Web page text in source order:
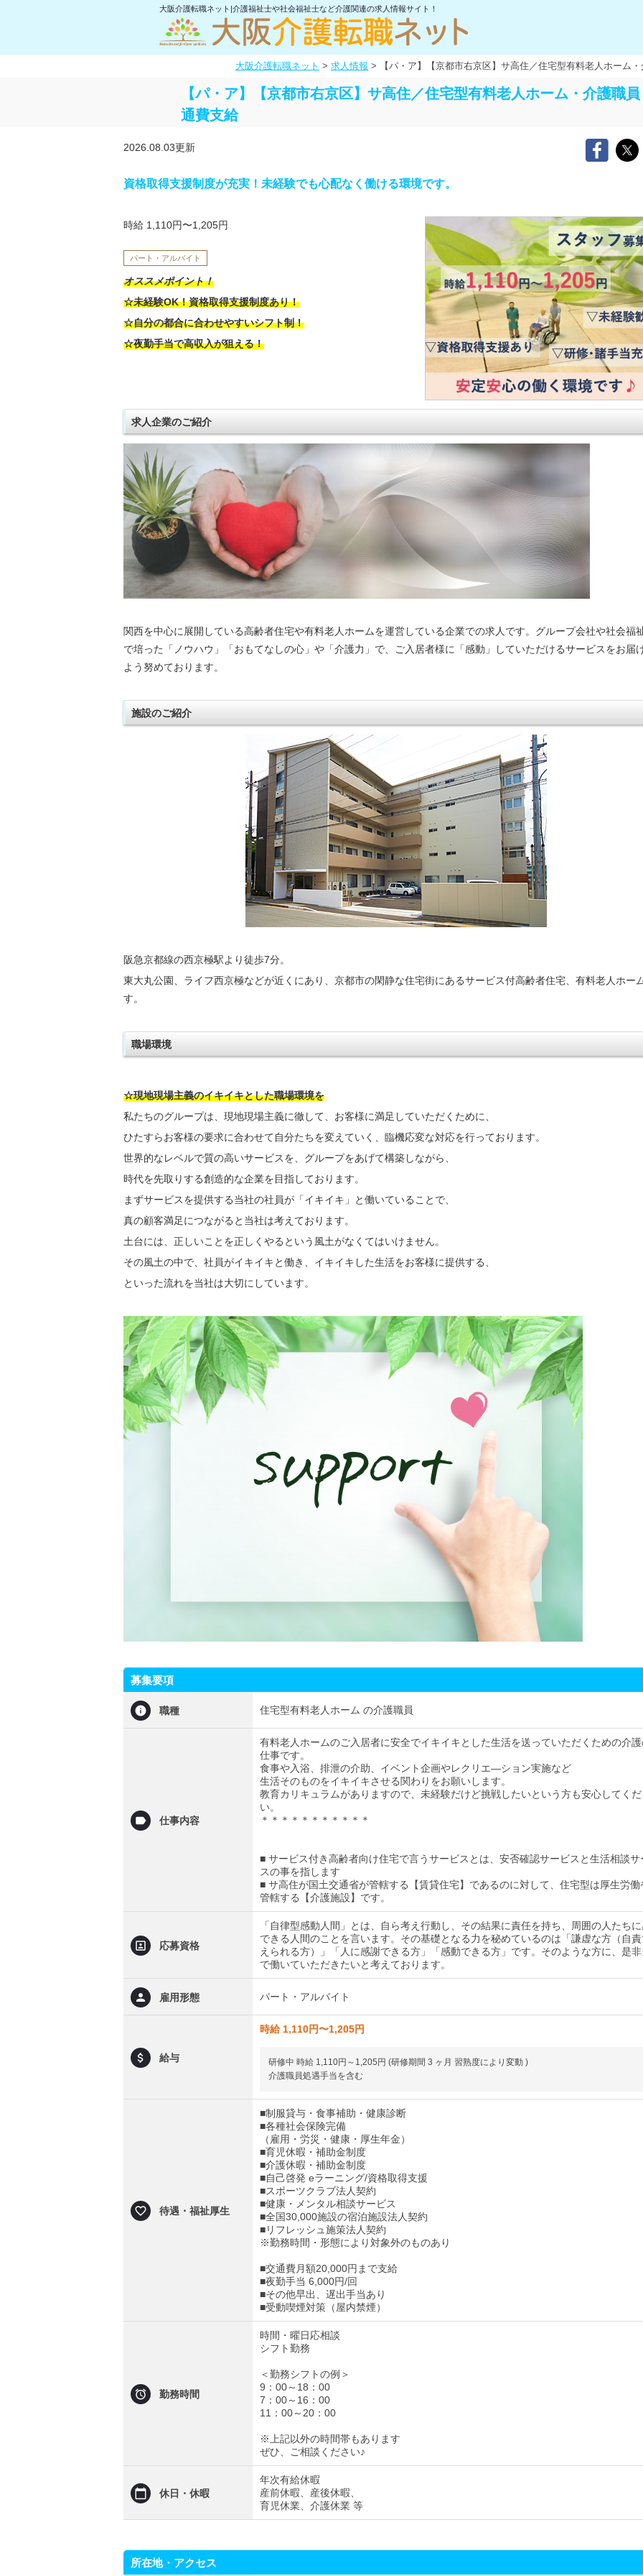
大阪介護転職ネット|介護福祉士や社会福祉士など介護関連の求人情報サイト！
大阪介護転職ネット > 求人情報 > 【パ・ア】【京都市右京区】サ高住／住宅型有料老人ホーム
【パ・ア】【京都市右京区】サ高住／住宅型有料老人ホーム・介護職
通費支給
2026.08.03更新
資格取得支援制度が充実！未経験でも心配なく働ける環境です。
時給 1,110円〜1,205円
パート・アルバイト
オススメポイント！
☆未経験OK！資格取得支援制度あり！
☆自分の都合に合わせやすいシフト制！
☆夜勤手当で高収入が狙える！
求人企業のご紹介
関西を中心に展開している高齢者住宅や有料老人ホームを運営している企業での求人です。グループ会社や社会福
で培った「ノウハウ」「おもてなしの心」や「介護力」で、ご入居者様に「感動」していただけるサービスをお届
よう努めております。
施設のご紹介
阪急京都線の西京極駅より徒歩7分。
東大丸公園、ライフ西京極などが近くにあり、京都市の閑静な住宅街にあるサービス付高齢者住宅、有料老人ホー
す。
職場環境
☆現地現場主義のイキイキとした職場環境を
私たちのグループは、現地現場主義に徹して、お客様に満足していただくために、
ひたすらお客様の要求に合わせて自分たちを変えていく、臨機応変な対応を行っております。
世界的なレベルで質の高いサービスを、グループをあげて構築しながら、
時代を先取りする創造的な企業を目指しております。
まずサービスを提供する当社の社員が「イキイキ」と働いていることで、
真の顧客満足につながると当社は考えております。
土台には、正しいことを正しくやるという風土がなくてはいけません。
その風土の中で、社員がイキイキと働き、イキイキした生活をお客様に提供する、
といった流れを当社は大切にしています。
募集要項
職種 住宅型有料老人ホーム の介護職員
仕事内容
有料老人ホームのご入居者に安全でイキイキとした生活を送っていただくための介
仕事です。
食事や入浴、排泄の介助、イベント企画やレクリエ―ション実施など
生活そのものをイキイキさせる関わりをお願いします。
教育カリキュラムがありますので、未経験だけど挑戦したいという方も安心してく
い。
＊＊＊＊＊＊＊＊＊＊＊
■ サービス付き高齢者向け住宅で言うサービスとは、安否確認サービスと生活相談サ
スの事を指します
■ サ高住が国土交通省が管轄する【賃貸住宅】であるのに対して、住宅型は厚生労働
管轄する【介護施設】です。
応募資格
「自律型感動人間」とは、自ら考え行動し、その結果に責任を持ち、周囲の人たち
できる人間のことを言います。その基礎となる力を秘めているのは「謙虚な方（自
えられる方）」「人に感謝できる方」「感動できる方」です。そのような方に、是
で働いていただきたいと考えております。
雇用形態 パート・アルバイト
給与
時給 1,110円〜1,205円
研修中 時給 1,110円～1,205円 (研修期間 3 ヶ月 習熟度により変動 )
介護職員処遇手当を含む
待遇・福祉厚生
■制服貸与・食事補助・健康診断
■各種社会保険完備
（雇用・労災・健康・厚生年金）
■育児休暇・補助金制度
■介護休暇・補助金制度
■自己啓発 eラーニング/資格取得支援
■スポーツクラブ法人契約
■健康・メンタル相談サービス
■全国30,000施設の宿泊施設法人契約
■リフレッシュ施策法人契約
※勤務時間・形態により対象外のものあり
■交通費月額20,000円まで支給
■夜勤手当 6,000円/回
■その他早出、遅出手当あり
■受動喫煙対策（屋内禁煙）
勤務時間
時間・曜日応相談
シフト勤務
＜勤務シフトの例＞
9：00～18：00
7：00～16：00
11：00～20：00
※上記以外の時間帯もあります
ぜひ、ご相談ください♪
休日・休暇
年次有給休暇
産前休暇、産後休暇、
育児休業、介護休業 等
所在地・アクセス